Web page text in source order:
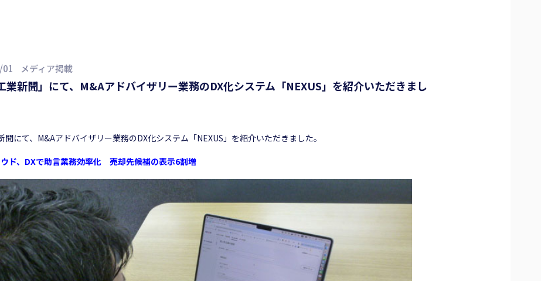
メディア掲載
業新聞」にて、M&Aアドバイザリー業務のDX化システム「NEXUS」を紹介いただきまし
聞にて、M&Aアドバイザリー業務のDX化システム「NEXUS」を紹介いただきました。
ド、DXで助言業務効率化 売却先候補の表示6割増